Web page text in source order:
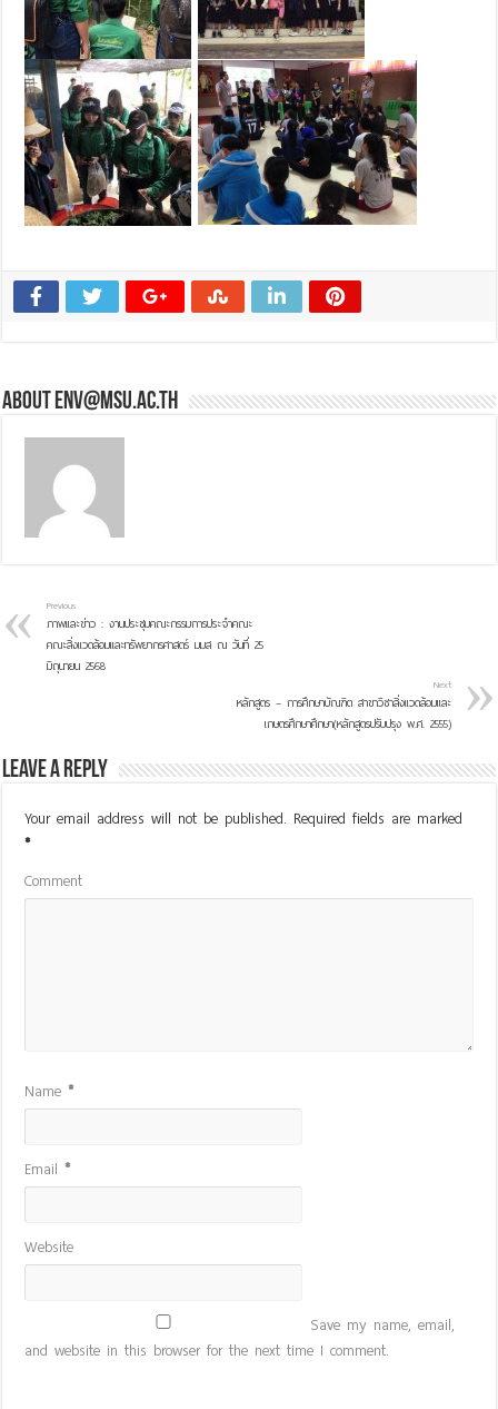
About env@msu.ac.th
Previous
ภาพและข่าว : งานประชุมคณะกรรมการประจำคณะ
คณะสิ่งแวดล้อมและทรัพยากรศาสตร์ มมส ณ วันที่ 25
มิถุนายน 2568
Next
หลักสูตร – การศึกษาบัณฑิต สาขาวิชาสิ่งแวดล้อมและ
เกษตรศึกษาศึกษา(หลักสูตรปรับปรุง พ.ศ. 2555)
Leave a Reply
Your email address will not be published. Required fields are marked
*
Comment
Name*
Email*
Website
Save my name, email,
and website in this browser for the next time I comment.